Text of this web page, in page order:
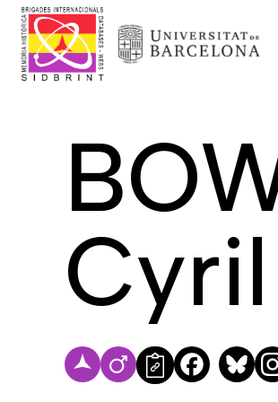
Cyril
Facebook